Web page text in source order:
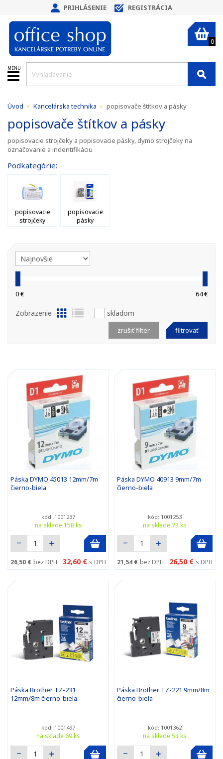
PRIHLÁSENIE REGISTRÁCIA
0
MENU
Úvod Kancelárska technika popisovače štítkov a pásky
popisovače štítkov a pásky
popisovacie strojčeky a popisovacie pásky, dymo strojčeky na
označovanie a indentifikáciu
Podkategórie:
popisovacie
strojčeky
popisovacie
pásky
0 € 64 €
Zobrazenie skladom
filtrovať
zrušiť filter
Páska DYMO 45013 12mm/7m
čierno-biela
kód: 1001237
na sklade 158 ks
26,50 € bez DPH 32,60 € s DPH
Páska DYMO 40913 9mm/7m
čierno-biela
kód: 1001253
na sklade 73 ks
21,54 € bez DPH 26,50 € s DPH
Páska Brother TZ-231
12mm/8m čierno-biela
kód: 1001497
na sklade 69 ks
Páska Brother TZ-221 9mm/8m
čierno-biela
kód: 1001362
na sklade 53 ks